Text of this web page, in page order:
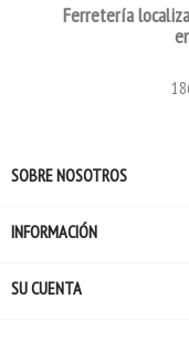
Ferretería
SOBRE NOSOTROS
INFORMACIÓN
SU CUENTA